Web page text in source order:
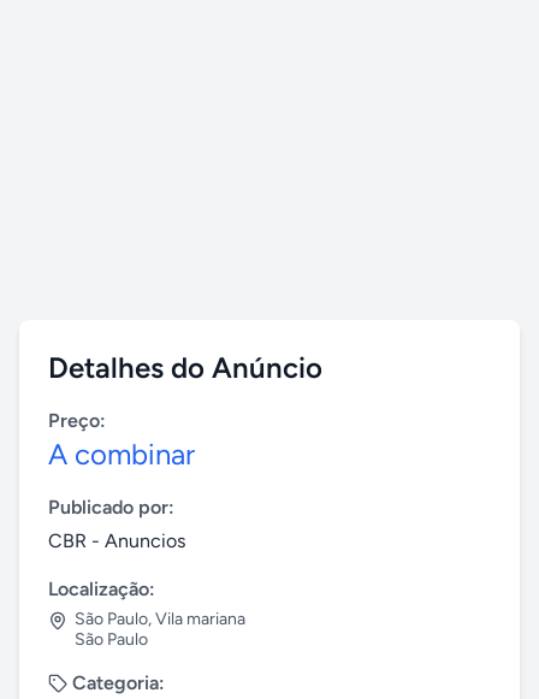
Detalhes do Anúncio
Preço:
A combinar
Publicado por:
CBR - Anuncios
Localização:
São Paulo,Vila mariana
São Paulo
Categoria: